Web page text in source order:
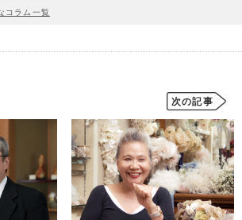
コラム一覧
次の記事